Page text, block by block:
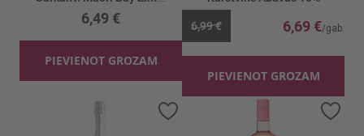
6,49 €
PIEVIENOT GROZAM
6,99 € 6,69 €
PIEVIENOT GROZAM